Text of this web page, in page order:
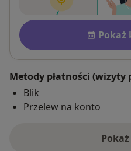
Dostępność
Pokaż
Metody płatności (wizyty
Blik
Przelew na konto